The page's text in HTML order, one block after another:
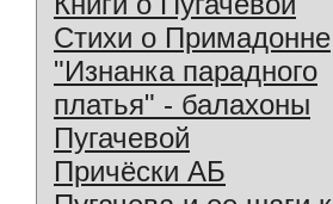
Стихи о Примадонне
"Изнанка парадного
платья" - балахоны
Пугачевой
Причёски АБ